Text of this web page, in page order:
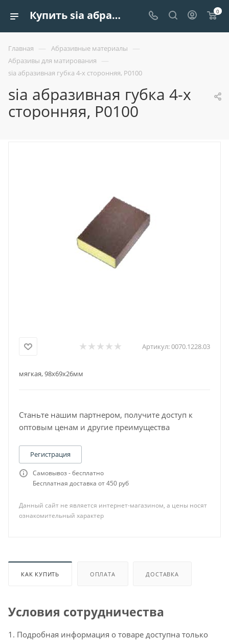
Купить sia абразивная губка 4-х сторонняя, р0100 | Европроект Tрейдинг 0
Главная — Абразивные материалы —
Абразивы для матирования —
sia абразивная губка 4-х сторонняя, Р0100
sia абразивная губка 4-х
сторонняя, Р0100
Артикул:0070.1228.03
мягкая, 98х69х26мм
Станьте нашим партнером, получите доступ к
оптовым ценам и другие преимущества
Регистрация
Самовывоз - бесплатно
Бесплатная доставка от 450 руб
Данный сайт не является интернет-магазином, а цены носят
ознакомительный характер
КАК КУПИТЬ ОПЛАТА ДОСТАВКА
Условия сотрудничества
1. Подробная информация о товаре доступна только